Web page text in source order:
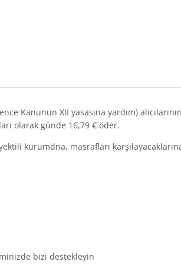
Kanunun XII yasasına yardım)
olarak günde 16,79 € öder.
kurumdna, masrafları
bizi destekleyin